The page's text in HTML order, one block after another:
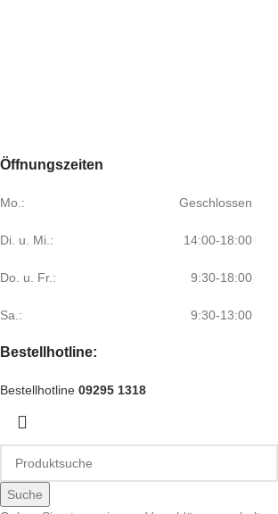
Öffnungszeiten
Mo.: Geschlossen
Di. u. Mi.: 14:00-18:00
Do. u. Fr.: 9:30-18:00
Sa.: 9:30-13:00
Bestellhotline:
Bestellhotline 09295 1318
Suche